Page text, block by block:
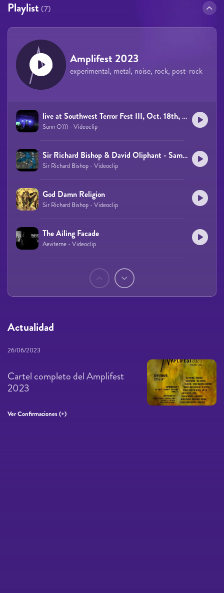
Playlist (7)
Amplifest 2023
experimental, metal, noise, rock, post-rock
live at Southwest Terror Fest III, Oct. 18th, 2014 (FULL SET)
Sunn O))) - Videoclip
Sir Richard Bishop & David Oliphant - Sambhogakaya
Sir Richard Bishop - Videoclip
God Damn Religion
Sir Richard Bishop - Videoclip
The Ailing Facade
Aeviterne - Videoclip
Actualidad
26/06/2023
Cartel completo del Amplifest
2023
Ver Confirmaciones (+)